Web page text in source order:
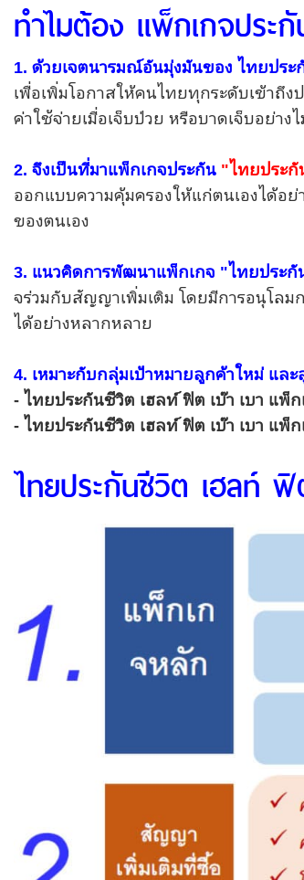
ทำไมต้อง แพ็กเกจประ
1. ด้วยเจตนารมณ์อันมุ่งมันของ ไทยปร
เพื่อเพิ่มโอกาสให้คนไทยทุกระดับเข้าถึ
ค่าใช้จ่ายเมื่อเจ็บป่วย หรือบาดเจ็บอย่าง
2. จึงเป็นที่มาแพ็กเกจประกัน "ไทยประกั
ออกแบบความคุ้มครองให้แก่ตนเองได้อ
ของตนเอง
3. แนวคิดการพัฒนาแพ็กเกจ "ไทยประกั
จร่วมกับสัญญาเพิ่มเติม โดยมีการอนุโล
ได้อย่างหลากหลาย
4. เหมาะกับกลุ่มเป้าหมายลูกค้าใหม่ และ
- ไทยประกันชีวิต เฮลท์ ฟิต เบ๊า เบา แพ็
- ไทยประกันชีวิต เฮลท์ ฟิต เบ๊า เบา แพ็
ไทยประกันชีวิต เฮลท์